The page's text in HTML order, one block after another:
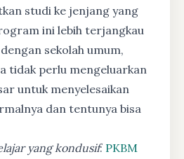
studi ke jenjang yang
ini lebih terjangkau
sekolah umum,
tidak perlu mengeluarkan
untuk menyelesaikan
dan tentunya bisa
yang kondusif: PKBM